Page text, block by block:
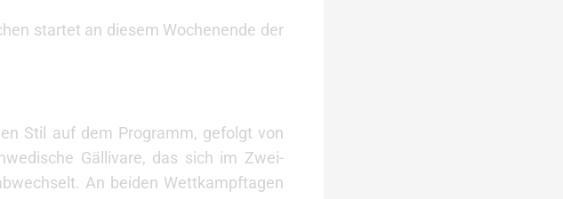
startet an diesem Wochenende der
Stil auf dem Programm, gefolgt von
Gällivare, das sich im Zwei-
An beiden Wettkampftagen